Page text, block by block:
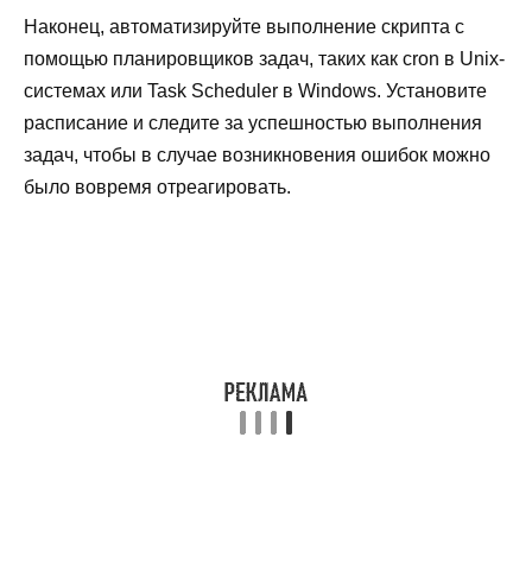
Наконец, автоматизируйте выполнение скрипта с
помощью планировщиков задач, таких как cron в Unix-
системах или Task Scheduler в Windows. Установите
расписание и следите за успешностью выполнения
задач, чтобы в случае возникновения ошибок можно
было вовремя отреагировать.